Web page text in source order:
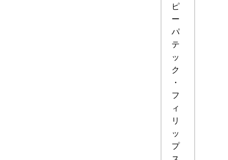
ピ
ー
パ
テ
ッ
ク
・
フ
ィ
リ
ッ
プ